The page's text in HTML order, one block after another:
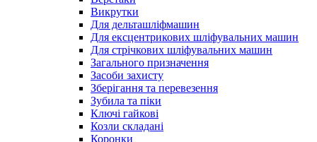
Викрутки
Для дельташліфмашин
Для ексцентрикових шліфувальних машин
Для стрічкових шліфувальних машин
Загального призначення
Засоби захисту
Зберігання та перевезення
Зубила та піки
Ключі гайкові
Козли складані
Коронки